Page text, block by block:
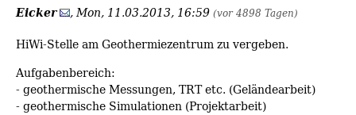
Eicker ,Mon, 11.03.2013, 16:59 (vor 4898 Tagen)
HiWi-Stelle am Geothermiezentrum zu vergeben.
Aufgabenbereich:
- geothermische Messungen, TRT etc. (Geländearbeit)
- geothermische Simulationen (Projektarbeit)